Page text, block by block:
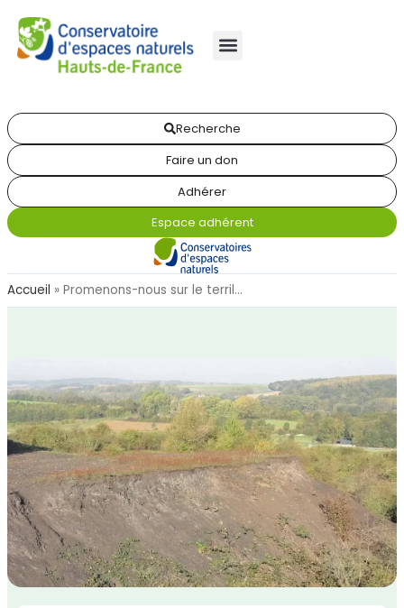
Recherche
Faire un don
Adhérer
Espace adhérent
Accueil » Promenons-nous sur le terril…